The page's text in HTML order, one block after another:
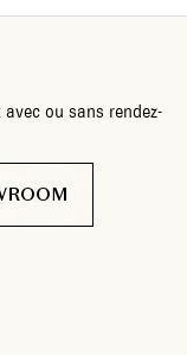
ou sans rendez-